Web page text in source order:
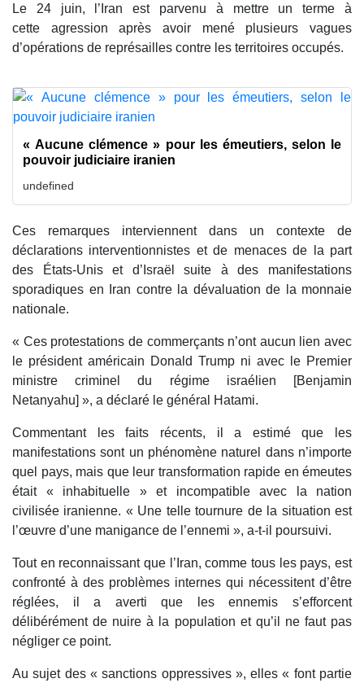
Le 24 juin, l’Iran est parvenu à mettre un terme à
cette agression après avoir mené plusieurs vagues
d’opérations de représailles contre les territoires occupés.
« Aucune clémence » pour les émeutiers, selon le
pouvoir judiciaire iranien
undefined
Ces remarques interviennent dans un contexte de
déclarations interventionnistes et de menaces de la part
des États-Unis et d’Israël suite à des manifestations
sporadiques en Iran contre la dévaluation de la monnaie
nationale.
« Ces protestations de commerçants n’ont aucun lien avec
le président américain Donald Trump ni avec le Premier
ministre criminel du régime israélien [Benjamin
Netanyahu] », a déclaré le général Hatami.
Commentant les faits récents, il a estimé que les
manifestations sont un phénomène naturel dans n’importe
quel pays, mais que leur transformation rapide en émeutes
était « inhabituelle » et incompatible avec la nation
civilisée iranienne. « Une telle tournure de la situation est
l’œuvre d’une manigance de l’ennemi », a-t-il poursuivi.
Tout en reconnaissant que l’Iran, comme tous les pays, est
confronté à des problèmes internes qui nécessitent d’être
réglées, il a averti que les ennemis s’efforcent
délibérément de nuire à la population et qu’il ne faut pas
négliger ce point.
Au sujet des « sanctions oppressives », elles « font partie